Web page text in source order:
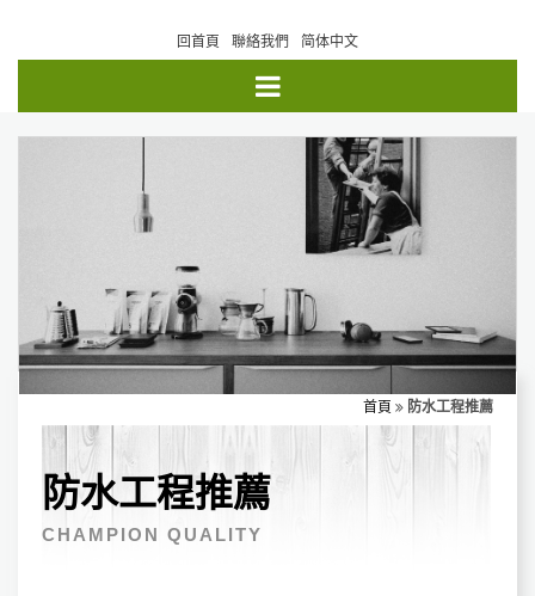
回首頁 聯絡我們 简体中文
首頁 防水工程推薦
防水工程推薦
CHAMPION QUALITY